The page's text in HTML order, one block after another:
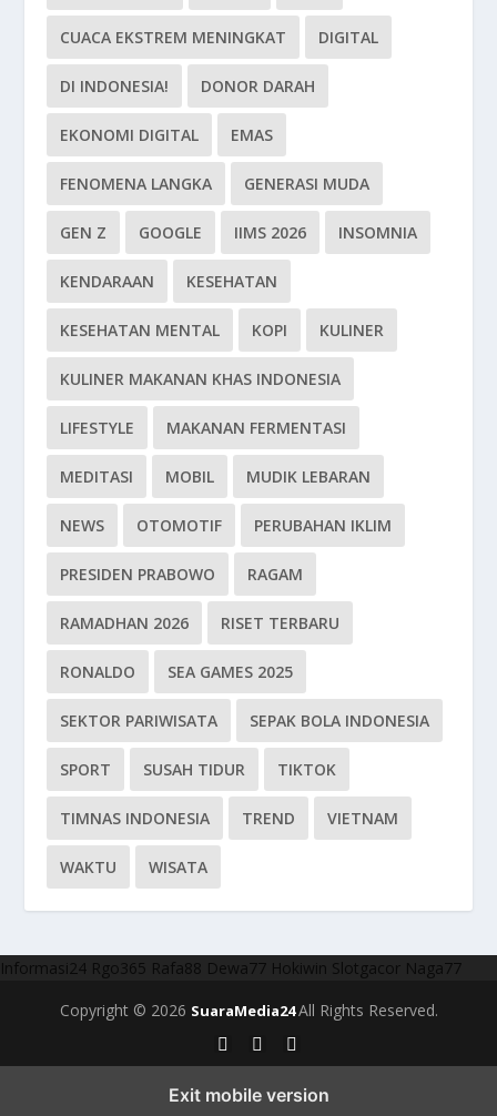
CUACA EKSTREM MENINGKAT DIGITAL
DI INDONESIA! DONOR DARAH
EKONOMI DIGITAL EMAS
FENOMENA LANGKA GENERASI MUDA
GEN Z GOOGLE IIMS 2026 INSOMNIA
KENDARAAN KESEHATAN
KESEHATAN MENTAL KOPI KULINER
KULINER MAKANAN KHAS INDONESIA
LIFESTYLE MAKANAN FERMENTASI
MEDITASI MOBIL MUDIK LEBARAN
NEWS OTOMOTIF PERUBAHAN IKLIM
PRESIDEN PRABOWO RAGAM
RAMADHAN 2026 RISET TERBARU
RONALDO SEA GAMES 2025
SEKTOR PARIWISATA SEPAK BOLA INDONESIA
SPORT SUSAH TIDUR TIKTOK
TIMNAS INDONESIA TREND VIETNAM
WAKTU WISATA
Informasi24 Rgo365 Rafa88 Dewa77 Hokiwin Slotgacor Naga77
Copyright © 2026 SuaraMedia24All Rights Reserved.
Exit mobile version